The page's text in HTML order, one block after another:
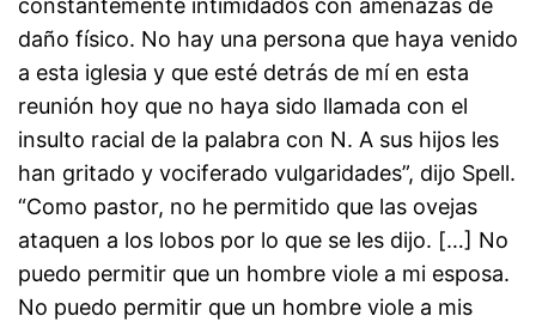
constantemente intimidados con amenazas de
daño físico. No hay una persona que haya venido
a esta iglesia y que esté detrás de mí en esta
reunión hoy que no haya sido llamada con el
insulto racial de la palabra con N. A sus hijos les
han gritado y vociferado vulgaridades”, dijo Spell.
“Como pastor, no he permitido que las ovejas
ataquen a los lobos por lo que se les dijo. […] No
puedo permitir que un hombre viole a mi esposa.
No puedo permitir que un hombre viole a mis